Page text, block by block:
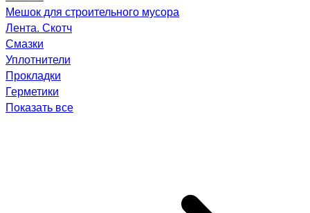
Мешок для строительного мусора
Лента. Скотч
Смазки
Уплотнители
Прокладки
Герметики
Показать все